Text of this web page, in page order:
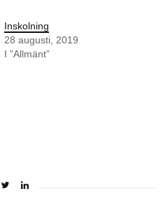
Inskolning
28 augusti, 2019
I ”Allmänt”